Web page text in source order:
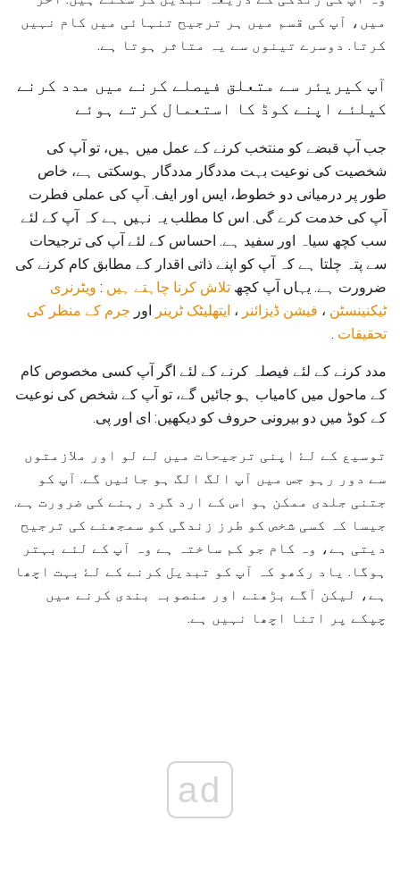
میں، آپ کی قسم میں ہر ترجیح تنہائی میں کام نہیں
کرتا. دوسرے تینوں سے یہ متاثر ہوتا ہے.
آپ کیریئر سے متعلق فیصلے کرنے میں مدد کرنے
کیلئے اپنے کوڈ کا استعمال کرتے ہوئے
جب آپ قبضے کو منتخب کرنے کے عمل میں ہیں، تو آپ کی
شخصیت کی نوعیت بہت مددگار مددگار ہوسکتی ہے، خاص
طور پر درمیانی دو خطوط، ایس اور ایف. آپ کی عملی فطرت
آپ کی خدمت کرے گی. اس کا مطلب یہ نہیں ہے کہ آپ کے لئے
سب کچھ سیاہ اور سفید ہے. احساس کے لئے آپ کی ترجیحات
سے پتہ چلتا ہے کہ آپ کو اپنے ذاتی اقدار کے مطابق کام کرنے کی
ضرورت ہے. یہاں آپ کچھ تلاش کرنا چاہتے ہیں : ویٹرنری
ٹیکنینسٹن ، فیشن ڈیزائنر ، ایتھلیٹک ٹرینر اور جرم کے منظر کی
تحقیقات .
مدد کرنے کے لئے فیصلہ کرنے کے لئے اگر آپ کسی مخصوص کام
کے ماحول میں کامیاب ہو جائیں گے، تو آپ کے شخص کی نوعیت
کے کوڈ میں دو بیرونی حروف کو دیکھیں: ای اور پی.
توسیع کے لۓ اپنی ترجیحات میں لے لو اور ملازمتوں
سے دور رہو جس میں آپ الگ الگ ہو جائیں گے. آپ کو
جتنی جلدی ممکن ہو اس کے ارد گرد رہنے کی ضرورت ہے.
جیسا کہ کسی شخص کو طرز زندگی کو سمجھنے کی ترجیح
دیتی ہے، وہ کام جو کم ساختہ ہے وہ آپ کے لئے بہتر
ہوگا. یاد رکھو کہ آپ کو تبدیل کرنے کے لۓ بہت اچھا
ہے، لیکن آگے بڑھنے اور منصوبہ بندی کرنے میں
چپکے پر اتنا اچھا نہیں ہے.
ad